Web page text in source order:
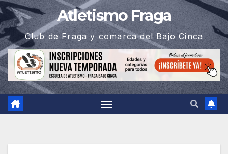
Atletismo Fraga
Club de Fraga y comarca del Bajo Cinca